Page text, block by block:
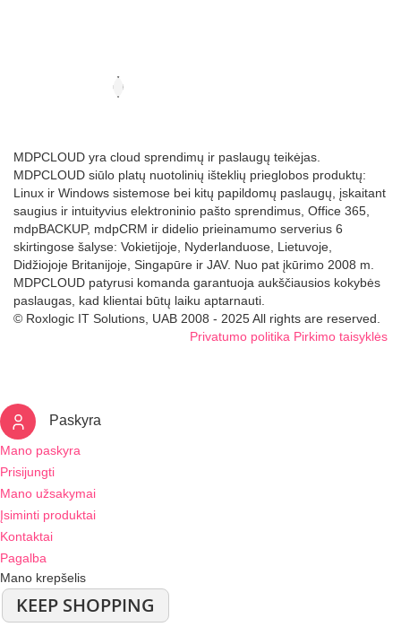
MDPCLOUD yra cloud sprendimų ir paslaugų teikėjas.
MDPCLOUD siūlo platų nuotolinių išteklių prieglobos produktų:
Linux ir Windows sistemose bei kitų papildomų paslaugų, įskaitant
saugius ir intuityvius elektroninio pašto sprendimus, Office 365,
mdpBACKUP, mdpCRM ir didelio prieinamumo serverius 6
skirtingose šalyse: Vokietijoje, Nyderlanduose, Lietuvoje,
Didžiojoje Britanijoje, Singapūre ir JAV. Nuo pat įkūrimo 2008 m.
MDPCLOUD patyrusi komanda garantuoja aukščiausios kokybės
paslaugas, kad klientai būtų laiku aptarnauti.
© Roxlogic IT Solutions, UAB 2008 - 2025 All rights are reserved.
Privatumo politika Pirkimo taisyklės
Paskyra
Mano paskyra
Prisijungti
Mano užsakymai
Įsiminti produktai
Kontaktai
Pagalba
Mano krepšelis
KEEP SHOPPING